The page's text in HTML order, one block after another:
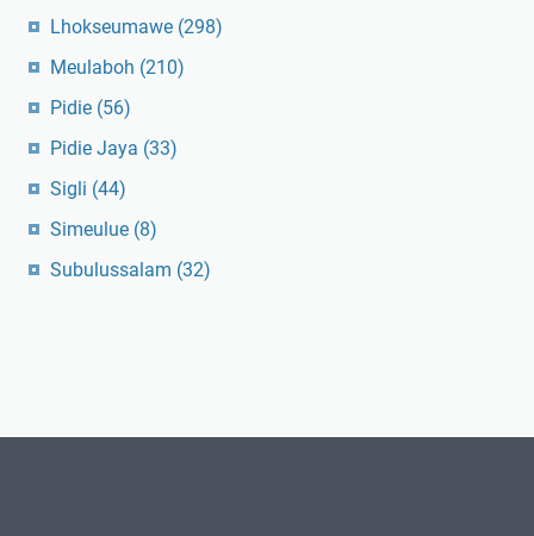
Lhokseumawe (298)
Meulaboh (210)
Pidie (56)
Pidie Jaya (33)
Sigli (44)
Simeulue (8)
Subulussalam (32)